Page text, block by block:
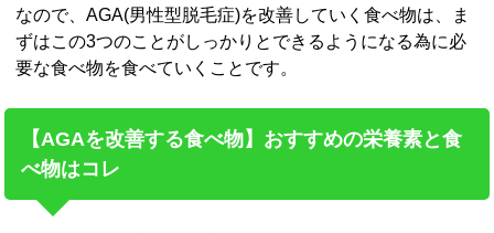
なので、AGA(男性型脱毛症)を改善していく食べ物は、ま
ずはこの3つのことがしっかりとできるようになる為に必
要な食べ物を食べていくことです。
【AGAを改善する食べ物】おすすめの栄養素と食
べ物はコレ